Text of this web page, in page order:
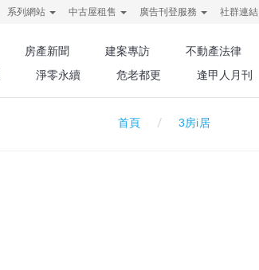
系列網站 中古屋租售 廣告刊登服務 社群連結
房產新聞 建案專訪 不動產法律
淨零永續 危老都更 逢甲人月刊
首頁 3房i居